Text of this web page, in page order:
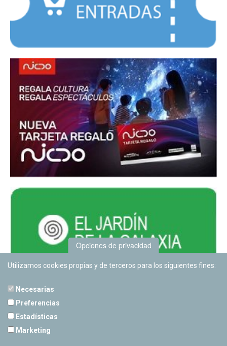
Opciones de privacidad
Utilizamos cookies propias y de terceros para los siguientes fines:
Necesarias
Preferencias
Estadísticas
Marketing